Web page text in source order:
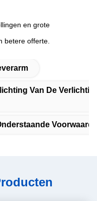
en grote
betere offerte.
Van De